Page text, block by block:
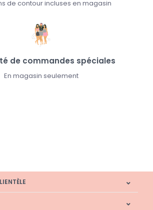
de contour incluses en magasin
de commandes spéciales
En magasin seulement